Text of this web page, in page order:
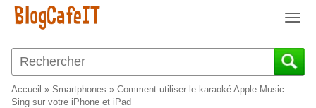
T
g
g
Accueil » Smartphones » Comment utiliser le karaoké Apple Music
Sing sur votre iPhone et iPad